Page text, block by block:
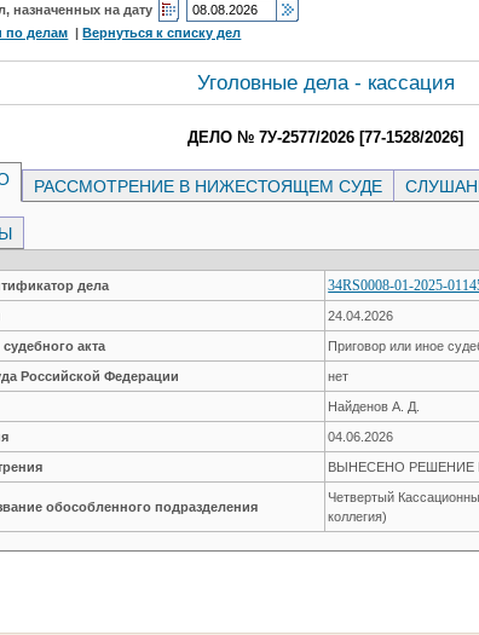
назначенных на дату
по делам |Вернуться к списку дел
Уголовные дела - кассация
ДЕЛО № 7У-2577/2026 [77-1528/2026]
РАССМОТРЕНИЕ В НИЖЕСТОЯЩЕМ СУДЕ
дела
34RS0008-01-2025-
24.04.2026
акта Приговор или иное
Российской Федерации нет
Найденов А. Д.
04.06.2026
ВЫНЕСЕНО РЕШЕНИЕ
обособленного подразделения
Четвертый
коллегия)